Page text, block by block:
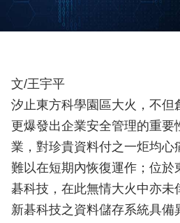
文/王宇平
汐止東方科學園區大火，不但
更爆發出企業安全管理的重要
業，對珍貴資料付之一炬均心
難以在短期內恢復運作；位於
碁科技，在此無情大火中亦未
新碁科技之資料儲存系統具備